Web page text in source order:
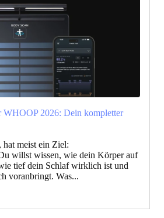
WHOOP 2026: Dein kompletter
meist ein Ziel:
willst wissen, wie dein Körper auf
tief dein Schlaf wirklich ist und
voranbringt. Was...